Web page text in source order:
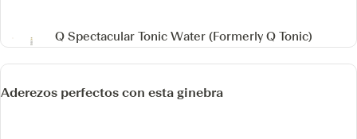
Q Spectacular Tonic Water (Formerly Q Tonic)
Aderezos perfectos con esta ginebra